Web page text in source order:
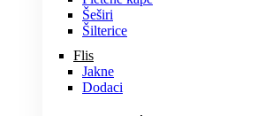
Šeširi
Šilterice
Flis
Jakne
Dodaci